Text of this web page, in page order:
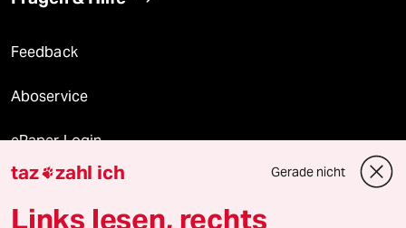
Feedback
Aboservice
ePaper Login
Downloads für Abonnierende
taz zahl ich Gerade nicht
Links lesen, rechts